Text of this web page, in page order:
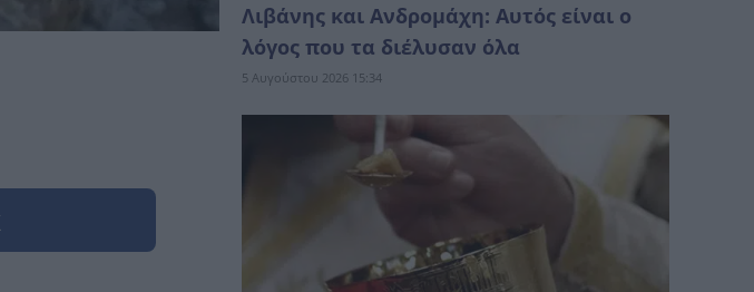
Λιβάνης και Ανδρομάχη: Αυτός είναι ο
λόγος που τα διέλυσαν όλα
5 Αυγούστου 2026 15:34